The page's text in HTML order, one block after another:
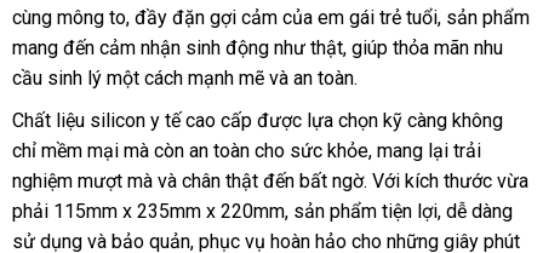
cùng mông to, đầy đặn gợi cảm của em gái trẻ tuổi, sản phẩm
mang đến cảm nhận sinh động như thật, giúp thỏa mãn nhu
cầu sinh lý một cách mạnh mẽ và an toàn.
Chất liệu silicon y tế cao cấp được lựa chọn kỹ càng không
chỉ mềm mại mà còn an toàn cho sức khỏe, mang lại trải
nghiệm mượt mà và chân thật đến bất ngờ. Với kích thước vừa
phải 115mm x 235mm x 220mm, sản phẩm tiện lợi, dễ dàng
sử dụng và bảo quản, phục vụ hoàn hảo cho những giây phút